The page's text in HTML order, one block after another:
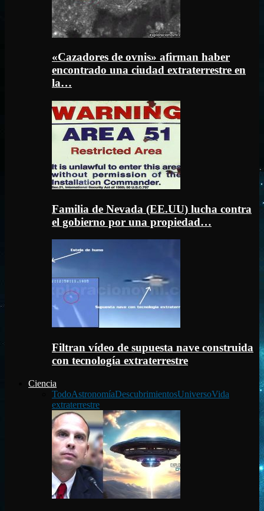
«Cazadores de ovnis» afirman haber
encontrado una ciudad extraterrestre en
la…
Familia de Nevada (EE.UU) lucha contra
el gobierno por una propiedad…
Filtran vídeo de supuesta nave construida
con tecnología extraterrestre
Ciencia
TodoAstronomíaDescubrimientosUniversoVida
extraterrestre